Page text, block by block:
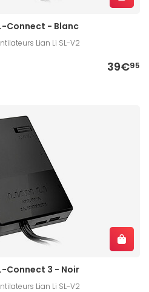
Connect - Blanc
Lian Li SL-V2
39€95
Connect 3 - Noir
Lian Li SL-V2